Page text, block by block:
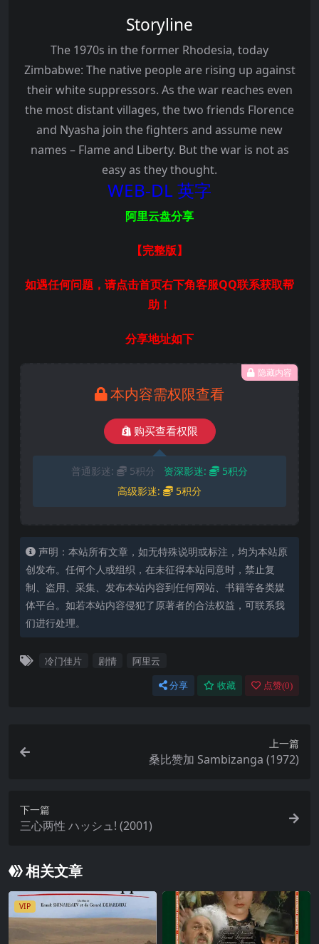
Storyline
The 1970s in the former Rhodesia, today
Zimbabwe: The native people are rising up against
their white suppressors. As the war reaches even
the most distant villages, the two friends Florence
and Nyasha join the fighters and assume new
names – Flame and Liberty. But the war is not as
easy as they thought.
WEB-DL 英字
阿里云盘分享
【完整版】
如遇任何问题，请点击首页右下角客服QQ联系获取帮
助！
分享地址如下
隐藏内容
本内容需权限查看
购买查看权限
普通影迷: 5积分 资深影迷:
5积分
高级影迷:
5积分
声明：本站所有文章，如无特殊说明或标注，均为本站原
创发布。任何个人或组织，在未征得本站同意时，禁止复
制、盗用、采集、发布本站内容到任何网站、书籍等各类媒
体平台。如若本站内容侵犯了原著者的合法权益，可联系我
们进行处理。
冷门佳片 剧情 阿里云
分享 收藏 点赞(0)
上一篇
桑比赞加 Sambizanga (1972)
下一篇
三心两性 ハッシュ! (2001)
相关文章
VIP